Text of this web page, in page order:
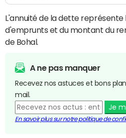
L'annuité de la dette
d'emprunts et du montant du
de Bohal.
A ne pas manquer
Recevez nos astuces et bons
mail.
Je
En savoir plus sur notre politique de